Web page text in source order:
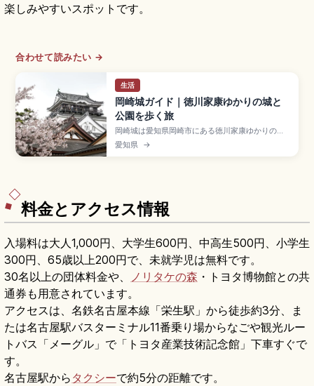
楽しみやすいスポットです。
合わせて読みたい →
生活
岡崎城ガイド｜徳川家康ゆかりの城と
公園を歩く旅
岡崎城は愛知県岡崎市にある徳川家康ゆかりの城
で、家康(竹千代)誕生の地と伝わり「龍城」とも呼
ばれる歴史スポット。15世紀中頃に西郷頼嗣が築
愛知県 →
料金とアクセス情報
入場料は大人1,000円、大学生600円、中高生500円、小学生
300円、65歳以上200円で、未就学児は無料です。
30名以上の団体料金や、
ノリタケの森 ・トヨタ博物館との共
通券も用意されています。
アクセスは、名鉄名古屋本線「栄生駅」から徒歩約3分、ま
たは名古屋駅バスターミナル11番乗り場からなごや観光ルー
トバス「メーグル」で「トヨタ産業技術記念館」下車すぐで
す。
名古屋駅から タクシーで約5分の距離です。